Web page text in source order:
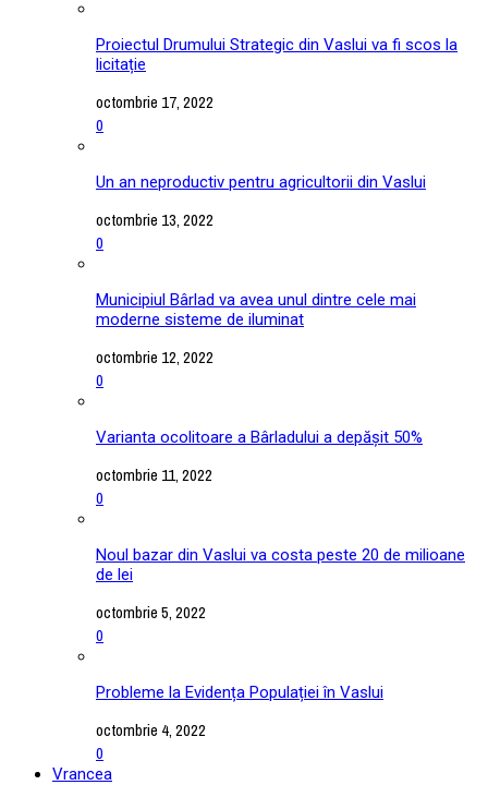
Proiectul Drumului Strategic din Vaslui va fi scos la
licitație
octombrie 17, 2022
0
Un an neproductiv pentru agricultorii din Vaslui
octombrie 13, 2022
0
Municipiul Bârlad va avea unul dintre cele mai
moderne sisteme de iluminat
octombrie 12, 2022
0
Varianta ocolitoare a Bârladului a depășit 50%
octombrie 11, 2022
0
Noul bazar din Vaslui va costa peste 20 de milioane
de lei
octombrie 5, 2022
0
Probleme la Evidența Populației în Vaslui
octombrie 4, 2022
0
Vrancea